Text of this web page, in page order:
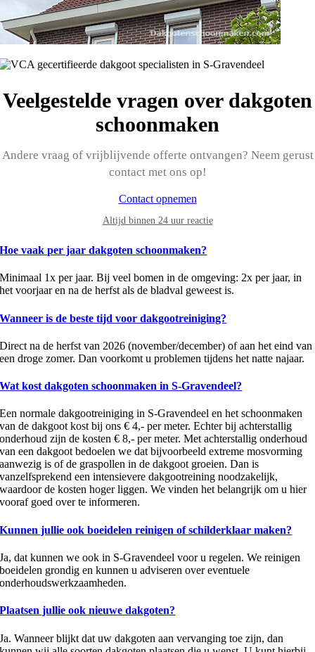
Veelgestelde vragen over dakgoten
schoonmaken
Andere vraag of vrijblijvende offerte ontvangen? Neem gerust
contact met ons op!
Contact opnemen
Altijd binnen 24 uur reactie
Hoe vaak per jaar dakgoten schoonmaken?
Minimaal 1x per jaar. Bij veel bomen in de omgeving: 2x per jaar, in
het voorjaar en na de herfst als de bladval geweest is.
Wanneer is de beste tijd voor dakgootreiniging?
Direct na de herfst van 2026 (november/december) of aan het eind van
een droge zomer. Dan voorkomt u problemen tijdens het natte najaar.
Wat kost dakgoten schoonmaken in S-Gravendeel?
Een normale dakgootreiniging in S-Gravendeel en het schoonmaken
van de dakgoot kost bij ons € 4,- per meter. Echter bij achterstallig
onderhoud zijn de kosten € 8,- per meter. Met achterstallig onderhoud
van een dakgoot bedoelen we dat bijvoorbeeld extreme mosvorming
aanwezig is of de graspollen in de dakgoot groeien. Dan is
vanzelfsprekend een intensievere dakgootreining noodzakelijk,
waardoor de kosten hoger liggen. We vinden het belangrijk om u hier
vooraf goed over te informeren.
Kunnen jullie ook boeidelen reinigen of schilderklaar maken?
Ja, dat kunnen we ook in S-Gravendeel voor u regelen. We reinigen
boeidelen grondig en kunnen u adviseren over eventuele
onderhoudswerkzaamheden.
Plaatsen jullie ook nieuwe dakgoten?
Ja. Wanneer blijkt dat uw dakgoten aan vervanging toe zijn, dan